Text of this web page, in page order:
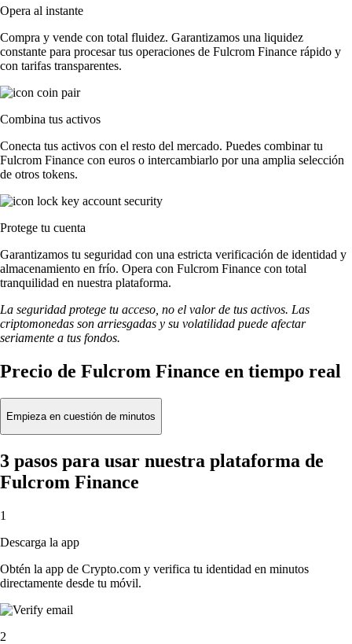
Opera al instante
Compra y vende con total fluidez. Garantizamos una liquidez
constante para procesar tus operaciones de Fulcrom Finance rápido y
con tarifas transparentes.
Combina tus activos
Conecta tus activos con el resto del mercado. Puedes combinar tu
Fulcrom Finance con euros o intercambiarlo por una amplia selección
de otros tokens.
Protege tu cuenta
Garantizamos tu seguridad con una estricta verificación de identidad y
almacenamiento en frío. Opera con Fulcrom Finance con total
tranquilidad en nuestra plataforma.
La seguridad protege tu acceso, no el valor de tus activos. Las
criptomonedas son arriesgadas y su volatilidad puede afectar
seriamente a tus fondos.
Precio de Fulcrom Finance en tiempo real
Empieza en cuestión de minutos
3 pasos para usar nuestra plataforma de
Fulcrom Finance
1
Descarga la app
Obtén la app de Crypto.com y verifica tu identidad en minutos
directamente desde tu móvil.
2